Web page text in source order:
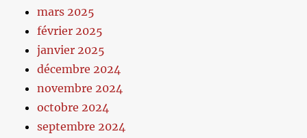
mars 2025
février 2025
janvier 2025
décembre 2024
novembre 2024
octobre 2024
septembre 2024